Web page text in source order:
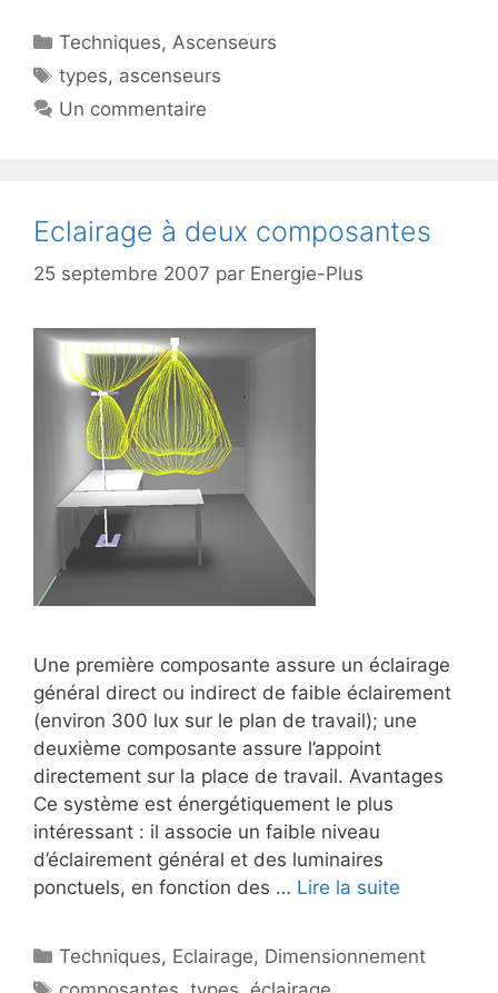
Catégories
Techniques, Ascenseurs
Étiquettes
types, ascenseurs
Un commentaire
Eclairage à deux composantes
25 septembre 2007 par Energie-Plus
Une première composante assure un éclairage
général direct ou indirect de faible éclairement
(environ 300 lux sur le plan de travail); une
deuxième composante assure l’appoint
directement sur la place de travail. Avantages
Ce système est énergétiquement le plus
intéressant : il associe un faible niveau
d’éclairement général et des luminaires
ponctuels, en fonction des … Lire la suite
Catégories
Techniques, Eclairage, Dimensionnement
Étiquettes